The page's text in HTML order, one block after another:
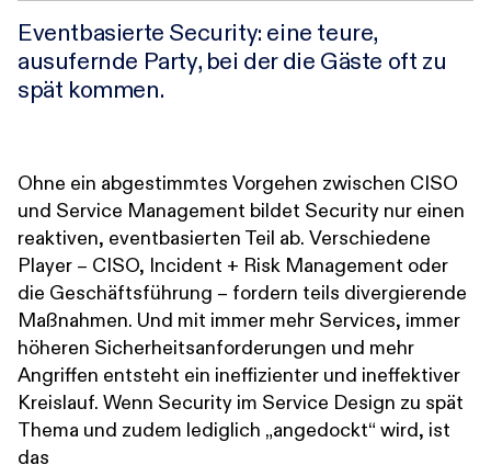
Eventbasierte Security: eine teure,
ausufernde Party, bei der die Gäste oft zu
spät kommen.
Ohne ein abgestimmtes Vorgehen zwischen CISO
und Service Management bildet Security nur einen
reaktiven, eventbasierten Teil ab. Verschiedene
Player – CISO, Incident + Risk Management oder
die Geschäftsführung – fordern teils divergierende
Maßnahmen. Und mit immer mehr Services, immer
höheren Sicherheitsanforderungen und mehr
Angriffen entsteht ein ineffizienter und ineffektiver
Kreislauf. Wenn Security im Service Design zu spät
Thema und zudem lediglich „angedockt“ wird, ist
das